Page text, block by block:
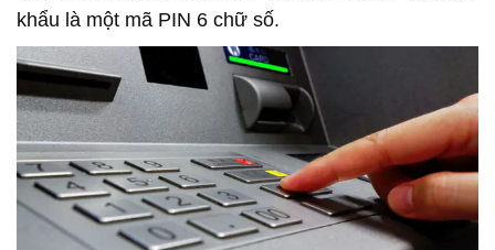
khẩu là một mã PIN 6 chữ số.